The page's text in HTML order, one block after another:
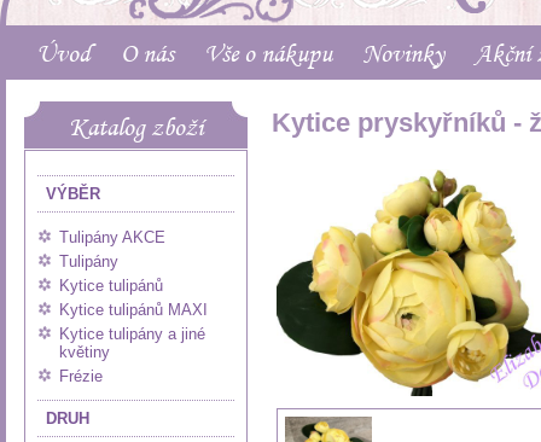
Úvod O nás Vše o nákupu Novinky Akční
Katalog zboží
VÝBĚR
Tulipány AKCE
Tulipány
Kytice tulipánů
Kytice tulipánů MAXI
Kytice tulipány a jiné
květiny
Frézie
DRUH
Kytice pryskyřníků -